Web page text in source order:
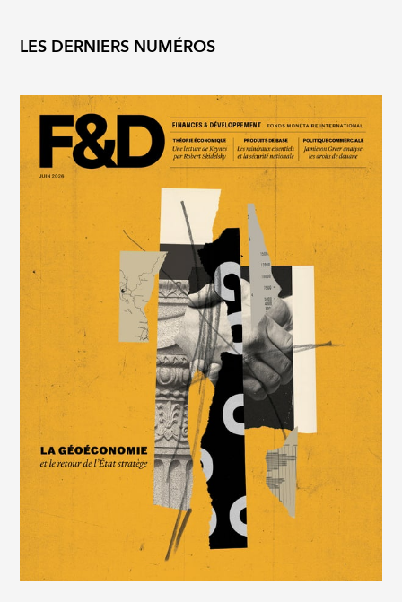
LES DERNIERS NUMÉROS